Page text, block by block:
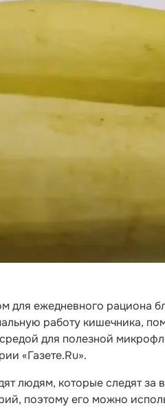
для ежедневного рациона
работу кишечника,
для полезной
«Газете.Ru».
людям, которые следят
поэтому его можно